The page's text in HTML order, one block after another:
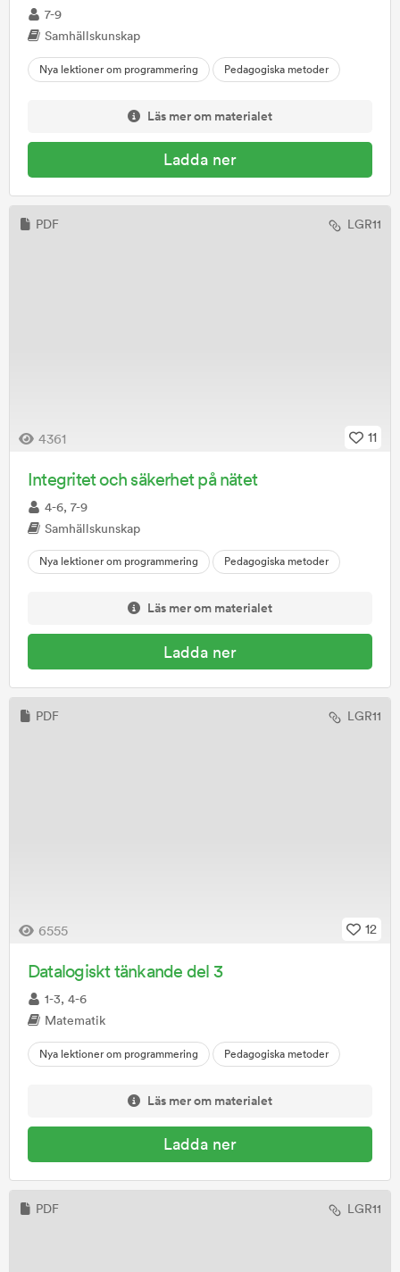
7-9
Samhällskunskap
Nya lektioner om programmering Pedagogiska metoder
Läs mer om materialet
Ladda ner
PDF LGR11
4361 11
Integritet och säkerhet på nätet
4-6, 7-9
Samhällskunskap
Nya lektioner om programmering Pedagogiska metoder
Läs mer om materialet
Ladda ner
PDF LGR11
6555 12
Datalogiskt tänkande del 3
1-3, 4-6
Matematik
Nya lektioner om programmering Pedagogiska metoder
Läs mer om materialet
Ladda ner
PDF LGR11